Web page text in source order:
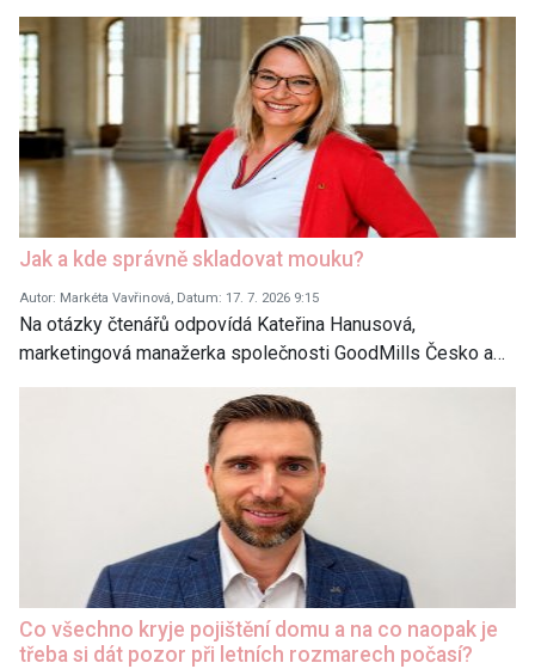
Jak a kde správně skladovat mouku?
Autor: Markéta Vavřinová, Datum: 17. 7. 2026 9:15
Na otázky čtenářů odpovídá Kateřina Hanusová,
marketingová manažerka společnosti GoodMills Česko a…
Co všechno kryje pojištění domu a na co naopak je
třeba si dát pozor při letních rozmarech počasí?